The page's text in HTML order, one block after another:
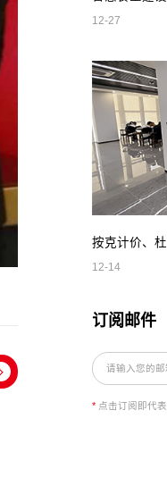
12-27
12-14
订阅邮件
* 点击订阅即代